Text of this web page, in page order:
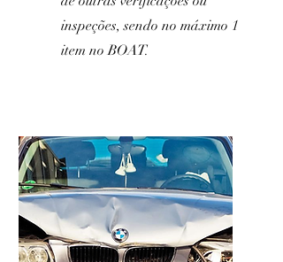
inspeções, sendo no máximo 1
item no BOAT.